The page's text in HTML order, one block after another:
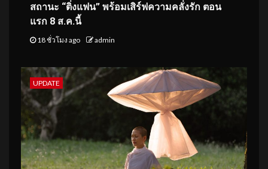
สถานะ “ติ่งแฟน” พร้อมเสิร์ฟความคลั่งรัก ตอน
แรก 8 ส.ค.นี้
18 ชั่วโมง ago admin
UPDATE